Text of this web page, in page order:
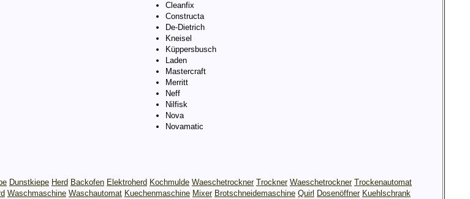
Cleanfix
Constructa
De-Dietrich
Kneisel
Küppersbusch
Laden
Mastercraft
Merritt
Neff
Nilfisk
Nova
Novamatic
Dunstkiepe Herd Backofen Elektroherd Kochmulde Waeschetrockner Trockner Waeschetrockner Trockenautomat
Waschmaschine Waschautomat Kuechenmaschine Mixer Brotschneidemaschine Quirl Dosenöffner Kuehlschrank